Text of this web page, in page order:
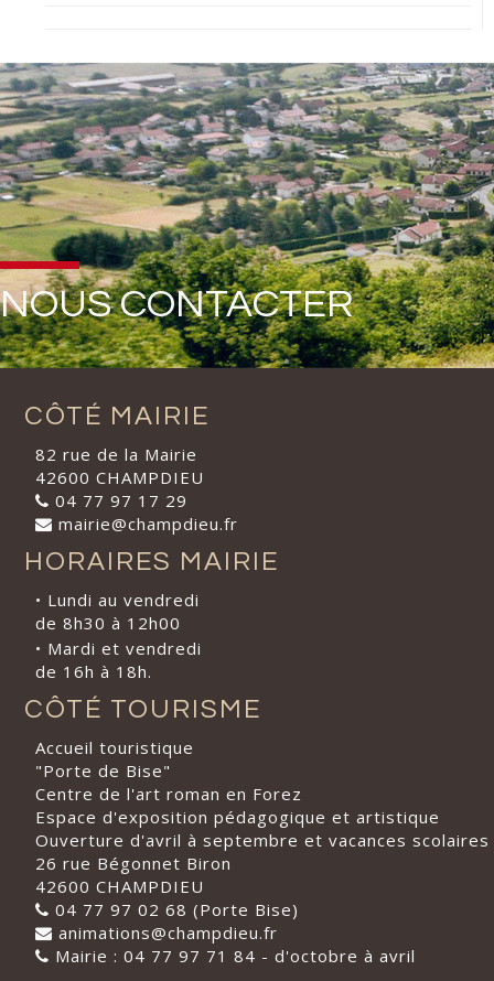
NOUS CONTACTER
CÔTÉ MAIRIE
82 rue de la Mairie
42600 CHAMPDIEU
04 77 97 17 29
mairie@champdieu.fr
HORAIRES MAIRIE
• Lundi au vendredi
de 8h30 à 12h00
• Mardi et vendredi
de 16h à 18h.
CÔTÉ TOURISME
Accueil touristique
"Porte de Bise"
Centre de l'art roman en Forez
Espace d'exposition pédagogique et artistique
Ouverture d'avril à septembre et vacances scolaires
26 rue Bégonnet Biron
42600 CHAMPDIEU
04 77 97 02 68 (Porte Bise)
animations@champdieu.fr
Mairie : 04 77 97 71 84 - d'octobre à avril